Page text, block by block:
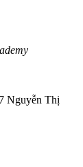
Nguyễn Thị